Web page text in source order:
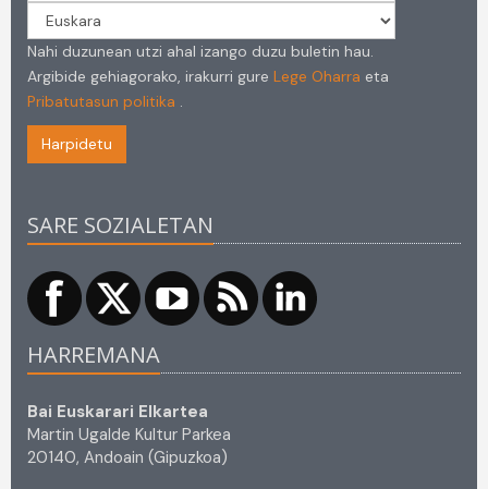
Nahi duzunean utzi ahal izango duzu buletin hau.
Argibide gehiagorako, irakurri gure Lege Oharra eta
Pribatutasun politika .
Harpidetu
SARE SOZIALETAN
HARREMANA
Bai Euskarari Elkartea
Martin Ugalde Kultur Parkea
20140, Andoain (Gipuzkoa)